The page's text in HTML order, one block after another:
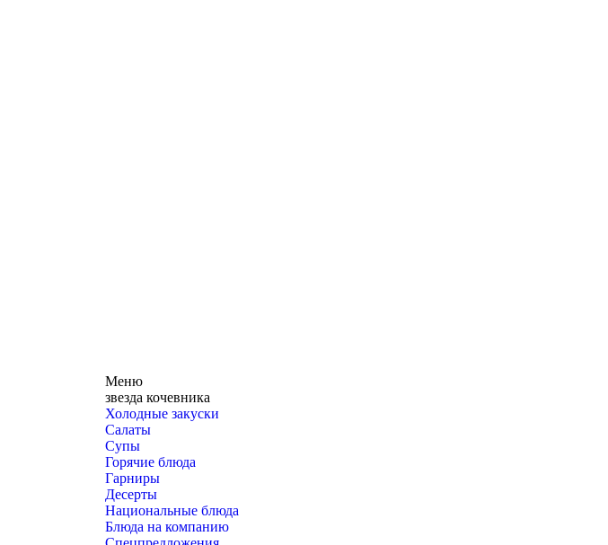
Меню
звезда кочевника
Холодные закуски
Салаты
Супы
Горячие блюда
Гарниры
Десерты
Национальные блюда
Блюда на компанию